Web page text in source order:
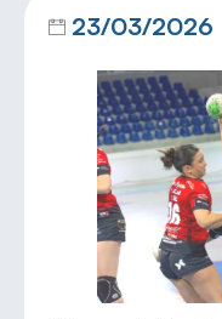
23/03/2026